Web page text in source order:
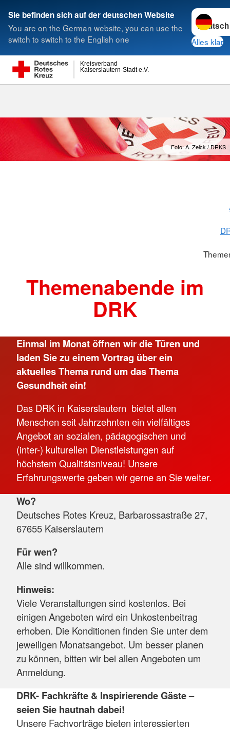
Sie befinden sich auf der deutschen Website
You are on the German website, you can use the
switch to switch to the English one
Sprache
Alles klar
Kaiserslautern-Stadt e.V.
Kreisverband
Suche
Foto: A. Zelck / DRKS
Themenabende im
DRK
Einmal im Monat öffnen wir die Türen und
laden Sie zu einem Vortrag über ein
aktuelles Thema rund um das Thema
Gesundheit ein!
Das DRK in Kaiserslautern bietet allen
Menschen seit Jahrzehnten ein vielfältiges
Angebot an sozialen, pädagogischen und
(inter-) kulturellen Dienstleistungen auf
höchstem Qualitätsniveau! Unsere
Erfahrungswerte geben wir gerne an Sie weiter.
Wo?
Deutsches Rotes Kreuz, Barbarossastraße 27,
67655 Kaiserslautern
Für wen?
Alle sind willkommen.
Hinweis:
Viele Veranstaltungen sind kostenlos. Bei
einigen Angeboten wird ein Unkostenbeitrag
erhoben. Die Konditionen finden Sie unter dem
jeweiligen Monatsangebot. Um besser planen
zu können, bitten wir bei allen Angeboten um
Anmeldung.
DRK- Fachkräfte & Inspirierende Gäste –
seien Sie hautnah dabei!
Unsere Fachvorträge bieten interessierten